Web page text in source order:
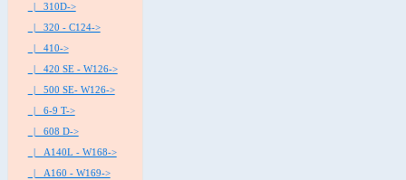
|_ 310D->
|_ 320 - C124->
|_ 410->
|_ 420 SE - W126->
|_ 500 SE- W126->
|_ 6-9 T->
|_ 608 D->
|_ A140L - W168->
|_ A160 - W169->